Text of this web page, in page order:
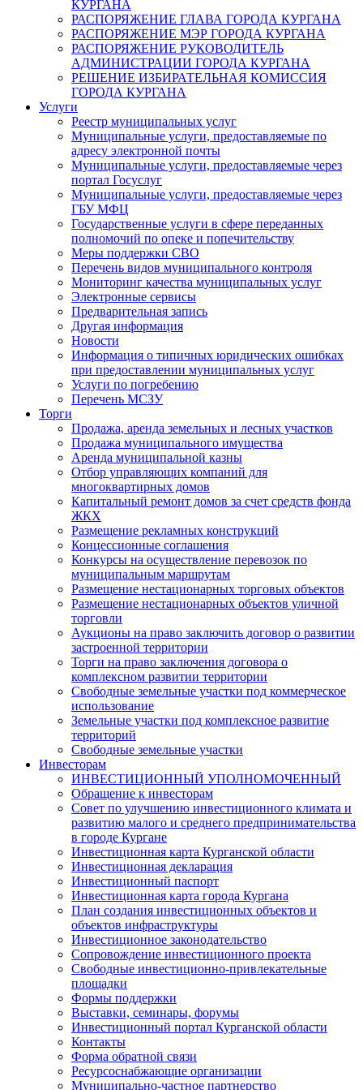
КУРГАНА
РАСПОРЯЖЕНИЕ ГЛАВА ГОРОДА КУРГАНА
РАСПОРЯЖЕНИЕ МЭР ГОРОДА КУРГАНА
РАСПОРЯЖЕНИЕ РУКОВОДИТЕЛЬ
АДМИНИСТРАЦИИ ГОРОДА КУРГАНА
РЕШЕНИЕ ИЗБИРАТЕЛЬНАЯ КОМИССИЯ
ГОРОДА КУРГАНА
Услуги
Реестр муниципальных услуг
Муниципальные услуги, предоставляемые по
адресу электронной почты
Муниципальные услуги, предоставляемые через
портал Госуслуг
Муниципальные услуги, предоставляемые через
ГБУ МФЦ
Государственные услуги в сфере переданных
полномочий по опеке и попечительству
Меры поддержки СВО
Перечень видов муниципального контроля
Мониторинг качества муниципальных услуг
Электронные сервисы
Предварительная запись
Другая информация
Новости
Информация о типичных юридических ошибках
при предоставлении муниципальных услуг
Услуги по погребению
Перечень МСЗУ
Торги
Продажа, аренда земельных и лесных участков
Продажа муниципального имущества
Аренда муниципальной казны
Отбор управляющих компаний для
многоквартирных домов
Капитальный ремонт домов за счет средств фонда
ЖКХ
Размещение рекламных конструкций
Концессионные соглашения
Конкурсы на осуществление перевозок по
муниципальным маршрутам
Размещение нестационарных торговых объектов
Размещение нестационарных объектов уличной
торговли
Аукционы на право заключить договор о развитии
застроенной территории
Торги на право заключения договора о
комплексном развитии территории
Свободные земельные участки под коммерческое
использование
Земельные участки под комплексное развитие
территорий
Свободные земельные участки
Инвесторам
ИНВЕСТИЦИОННЫЙ УПОЛНОМОЧЕННЫЙ
Обращение к инвесторам
Совет по улучшению инвестиционного климата и
развитию малого и среднего предпринимательства
в городе Кургане
Инвестиционная карта Курганской области
Инвестиционная декларация
Инвестиционный паспорт
Инвестиционная карта города Кургана
План создания инвестиционных объектов и
объектов инфраструктуры
Инвестиционное законодательство
Сопровождение инвестиционного проекта
Свободные инвестиционно-привлекательные
площадки
Формы поддержки
Выставки, семинары, форумы
Инвестиционный портал Курганской области
Контакты
Форма обратной связи
Ресурсоснабжающие организации
Муниципально-частное партнерство